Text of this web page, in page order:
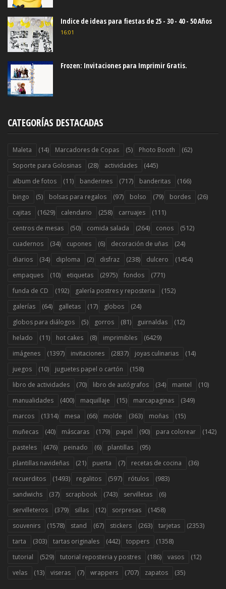
Indice de ideas para fiestas de 25 - 30 - 40 - 50 Años
16:01
Frozen: Invitaciones para Imprimir Gratis.
CATEGORÍAS DESTACADAS
Maleta (14) Marcadores de Copas (5) Photo Booth (62)
Soporte para Golosinas (28) actividades (445)
album de fotos (11) banderines (717) banderitas (166)
bingo (5) bolsas para regalos (97) bolso (79) bordes (26)
cajitas (1629) calendario (258) carruajes (111)
centros de mesas (50) comida salada (264) conos (512)
cuadernos (34) cupones (6) decoración de uñas (24)
diarios (34) diploma (2) disfraz (238) dulcero (1454)
empaques (10) etiquetas (2975) fondos (771)
funda de CD (192) galería postres y reposteria (152)
galerías (64) galletas (17) globos (24)
globos para diálogos (5) gorros (81) guirnaldas (12)
helado (11) hot cakes (8) imprimibles (6429)
imágenes (1397) invitaciones (2837) joyas culinarias (14)
juegos (10) juguetes papel o cartón (158)
libro de actividades (70) libro de autógrafos (34) mantel (10)
manualidades (400) maquillaje (15) marcapaginas (349)
marcos (1314) mesa (66) molde (363) moñas (15)
muñecas (40) máscaras (179) papel (90) para colorear (142)
pasteles (476) peinado (6) plantillas (95)
plantillas navideñas (21) puerta (7) recetas de cocina (36)
recuerditos (1493) regalitos (597) rótulos (983)
sandwichs (37) scrapbook (743) servilletas (6)
servilleteros (379) sillas (12) sorpresas (1458)
souvenirs (1578) stand (67) stickers (263) tarjetas (2353)
tarta (303) tartas originales (442) toppers (1358)
tutorial (529) tutorial reposteria y postres (186) vasos (12)
velas (13) viseras (7) wrappers (707) zapatos (35)